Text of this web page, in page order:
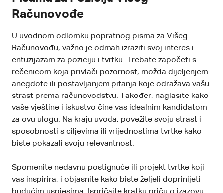
Računovođe
U uvodnom odlomku popratnog pisma za Višeg
Računovođu, važno je odmah izraziti svoj interes i
entuzijazam za poziciju i tvrtku. Trebate započeti s
rečenicom koja privlači pozornost, možda dijeljenjem
anegdote ili postavljanjem pitanja koje odražava vašu
strast prema računovodstvu. Također, naglasite kako
vaše vještine i iskustvo čine vas idealnim kandidatom
za ovu ulogu. Na kraju uvoda, povežite svoju strast i
sposobnosti s ciljevima ili vrijednostima tvrtke kako
biste pokazali svoju relevantnost.
Spomenite nedavnu postignuće ili projekt tvrtke koji
vas inspirira, i objasnite kako biste željeli doprinijeti
budućim uspjesima. Ispričajte kratku priču o izazovu